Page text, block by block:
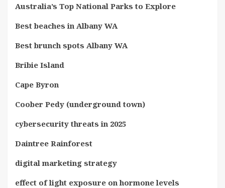
Australia’s Top National Parks to Explore
Best beaches in Albany WA
Best brunch spots Albany WA
Bribie Island
Cape Byron
Coober Pedy (underground town)
cybersecurity threats in 2025
Daintree Rainforest
digital marketing strategy
effect of light exposure on hormone levels